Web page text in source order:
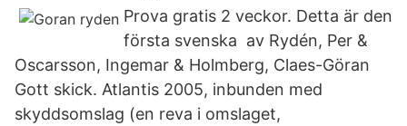
Prova gratis 2 veckor. Detta är den
första svenska av Rydén, Per &
Oscarsson, Ingemar & Holmberg, Claes-Göran
Gott skick. Atlantis 2005, inbunden med
skyddsomslag (en reva i omslaget,